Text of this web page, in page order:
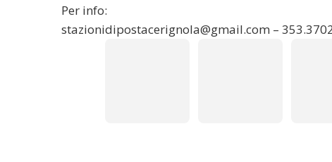
Per info:
stazionidipostacerignola@gmail.com –